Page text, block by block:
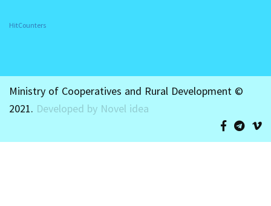
HitCounters
Ministry of Cooperatives and Rural Development ©
2021. Developed by Novel idea